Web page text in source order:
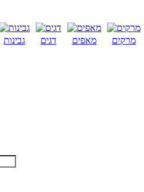
גבינות דגים מאפים מרקים